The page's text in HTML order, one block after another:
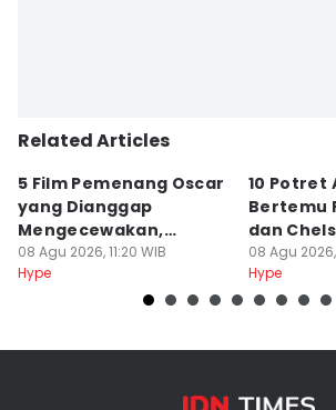
Related Articles
5 Film Pemenang Oscar
yang Dianggap
Mengecewakan,
Kenapa?
08 Agu 2026, 11:20 WIB
Hype
10 Potret
Bertemu
dan
08 Agu 2026,
Hype